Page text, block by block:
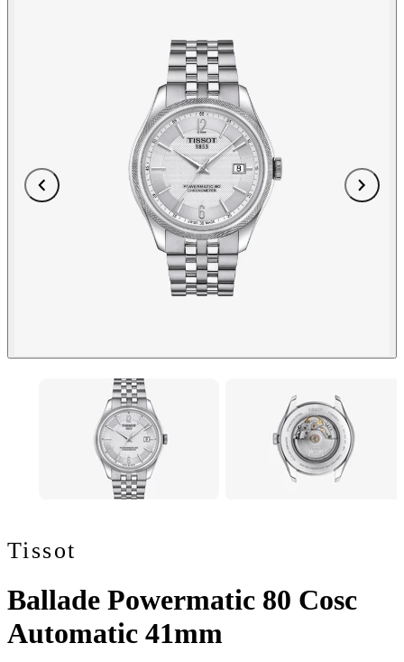
Tissot
Ballade Powermatic 80 Cosc
Automatic 41mm